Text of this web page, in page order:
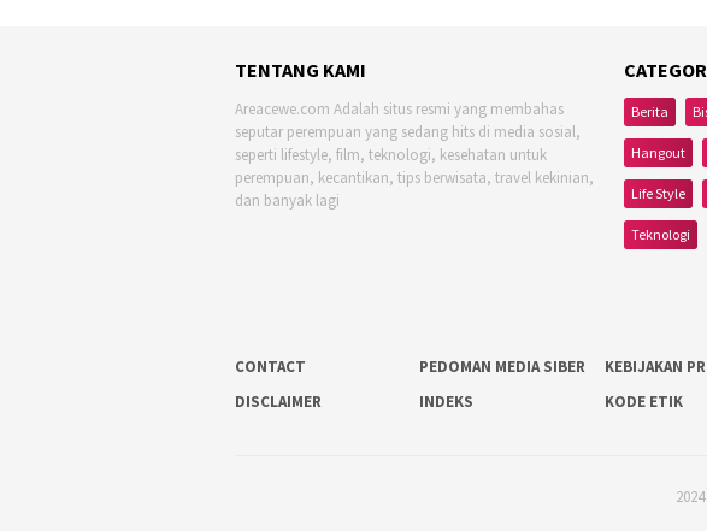
TENTANG KAMI
Areacewe.com Adalah situs resmi yang membahas
seputar perempuan yang sedang hits di media sosial,
seperti lifestyle, film, teknologi, kesehatan untuk
perempuan, kecantikan, tips berwisata, travel kekinian,
dan banyak lagi
Berita
Hangout
Life Style
Teknologi
CONTACT PEDOMAN MEDIA SIBER
KEBIJAKAN
DISCLAIMER
INDEKS KODE ETIK